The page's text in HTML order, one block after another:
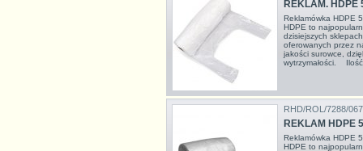
REKLAM. HDPE
Reklamówka
HDPE to
dzisiejszych
oferowanych przez
jakości surowce,
wytrzymałości.
RHD/ROL/7288/
REKLAM HDPE
Reklamówka
HDPE to